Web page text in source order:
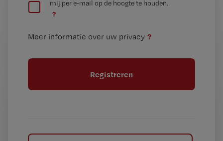
t
e
t
l
mij per e-mail op de hoogte te houden.
?
Meer informatie over uw privacy ?